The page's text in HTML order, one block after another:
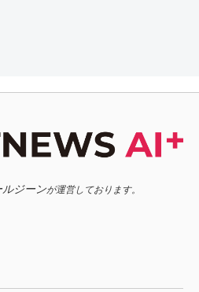
ジーンが運営しております。